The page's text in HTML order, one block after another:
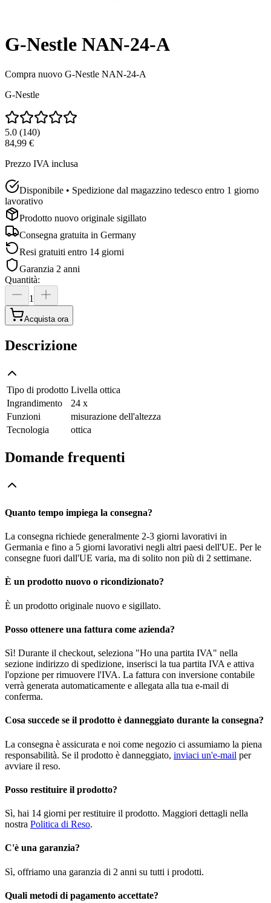
G-Nestle NAN-24-A
Compra nuovo G-Nestle NAN-24-A
G-Nestle
5.0 (140)
84,99 €
Prezzo IVA inclusa
Disponibile • Spedizione dal magazzino tedesco entro 1 giorno
lavorativo
Prodotto nuovo originale sigillato
Consegna gratuita in Germany
Resi gratuiti entro 14 giorni
Garanzia 2 anni
Quantità:
1
Acquista ora
Descrizione
Tipo di prodotto Livella ottica
Ingrandimento
24 x
Funzioni
misurazione dell'altezza
Tecnologia
ottica
Domande frequenti
Quanto tempo impiega la consegna?
La consegna richiede generalmente 2-3 giorni lavorativi in
Germania e fino a 5 giorni lavorativi negli altri paesi dell'UE. Per le
consegne fuori dall'UE varia, ma di solito non più di 2 settimane.
È un prodotto nuovo o ricondizionato?
È un prodotto originale nuovo e sigillato.
Posso ottenere una fattura come azienda?
Sì! Durante il checkout, seleziona "Ho una partita IVA" nella
sezione indirizzo di spedizione, inserisci la tua partita IVA e attiva
l'opzione per rimuovere l'IVA. La fattura con inversione contabile
verrà generata automaticamente e allegata alla tua e-mail di
conferma.
Cosa succede se il prodotto è danneggiato durante la consegna?
La consegna è assicurata e noi come negozio ci assumiamo la piena
responsabilità. Se il prodotto è danneggiato, inviaci un'e-mail per
avviare il reso.
Posso restituire il prodotto?
Sì, hai 14 giorni per restituire il prodotto. Maggiori dettagli nella
nostra Politica di Reso.
C'è una garanzia?
Sì, offriamo una garanzia di 2 anni su tutti i prodotti.
Quali metodi di pagamento accettate?